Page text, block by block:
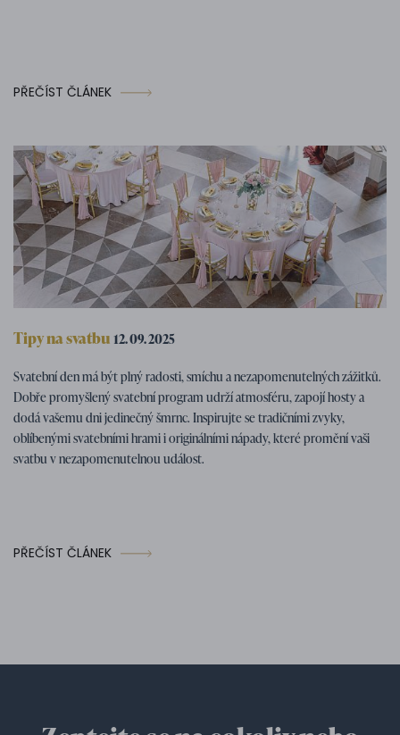
PŘEČÍST ČLÁNEK
Tipy na svatbu 12. 09. 2025
Svatební program – tipy na zábavné
svatební aktivity
Svatební den má být plný radosti, smíchu a nezapomenutelných zážitků.
Dobře promyšlený svatební program udrží atmosféru, zapojí hosty a
dodá vašemu dni jedinečný šmrnc. Inspirujte se tradičními zvyky,
oblíbenými svatebními hrami i originálními nápady, které promění vaši
svatbu v nezapomenutelnou událost.
PŘEČÍST ČLÁNEK